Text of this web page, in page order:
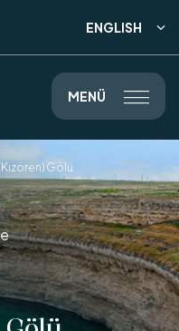
ENGLISH 
MENÜ 
Gölü